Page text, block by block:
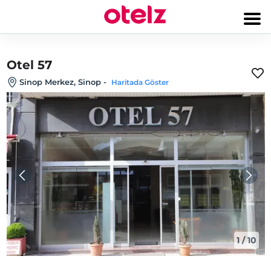
Otel 57
Sinop Merkez, Sinop - Haritada Göster
1 /10